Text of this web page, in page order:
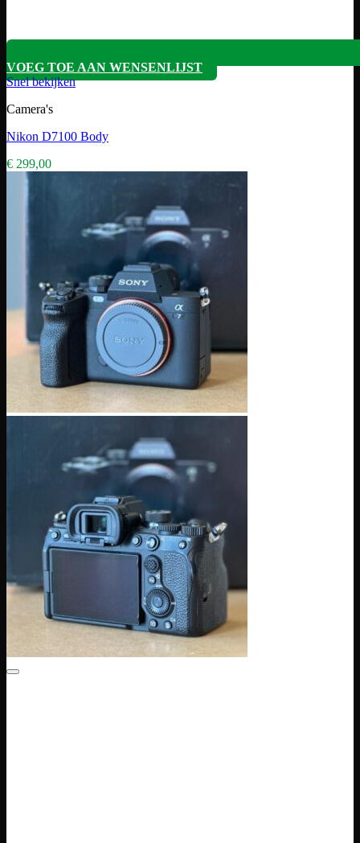
VOEG TOE AAN WENSENLIJST
Snel bekijken
Camera's
Nikon D7100 Body
€ 299,00